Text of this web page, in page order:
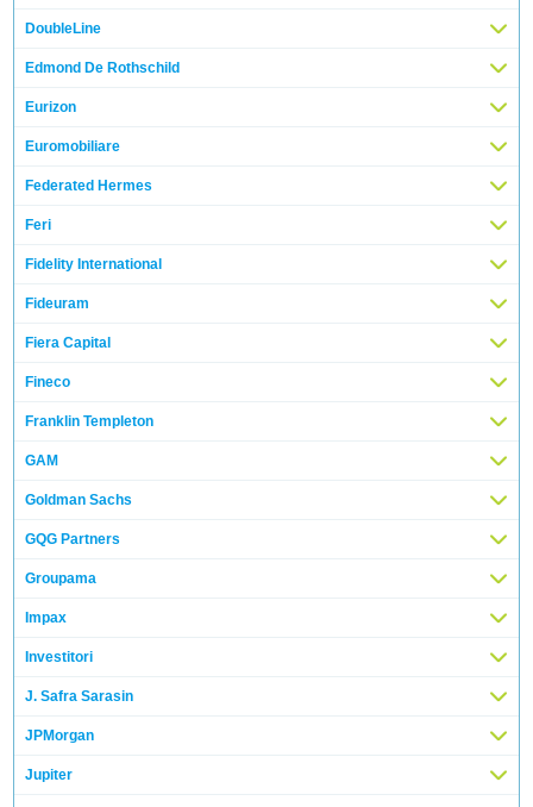
DoubleLine
Edmond De Rothschild
Eurizon
Euromobiliare
Federated Hermes
Feri
Fidelity International
Fideuram
Fiera Capital
Fineco
Franklin Templeton
GAM
Goldman Sachs
GQG Partners
Groupama
Impax
Investitori
J. Safra Sarasin
JPMorgan
Jupiter